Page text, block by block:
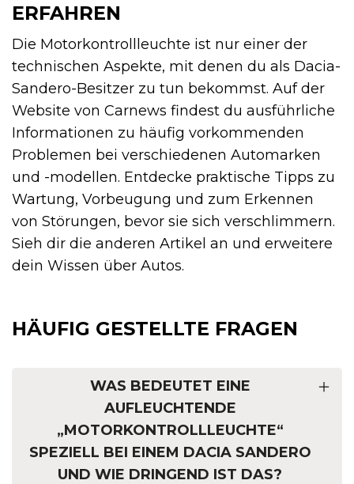
ERFAHREN
Die Motorkontrollleuchte ist nur einer der
technischen Aspekte, mit denen du als Dacia-
Sandero-Besitzer zu tun bekommst. Auf der
Website von Carnews findest du ausführliche
Informationen zu häufig vorkommenden
Problemen bei verschiedenen Automarken
und -modellen. Entdecke praktische Tipps zu
Wartung, Vorbeugung und zum Erkennen
von Störungen, bevor sie sich verschlimmern.
Sieh dir die anderen Artikel an und erweitere
dein Wissen über Autos.
HÄUFIG GESTELLTE FRAGEN
WAS BEDEUTET EINE
AUFLEUCHTENDE
„MOTORKONTROLLLEUCHTE“
SPEZIELL BEI EINEM DACIA SANDERO
UND WIE DRINGEND IST DAS?